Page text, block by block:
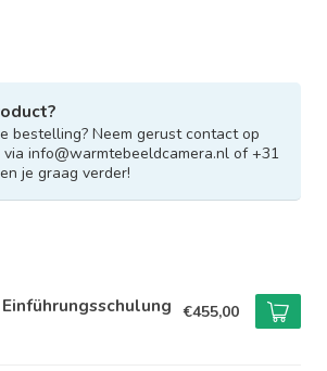
bestelling? Neem gerust contact op
info@warmtebeeldcamera.nl of +31
je graag verder!
Einführungsschulung €455,00